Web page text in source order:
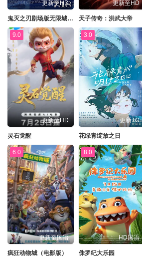
更新至HD
鬼灭之刃剧场版无限城篇第一章猗窝座再来
更新至HD
天子传奇：洪武大帝
9.0
更新至HD
灵石觉醒
3.0
更新TC
花绿青绽放之日
6.0
更新至国语
疯狂动物城（电影版）
8.0
HD国语
侏罗纪大乐园